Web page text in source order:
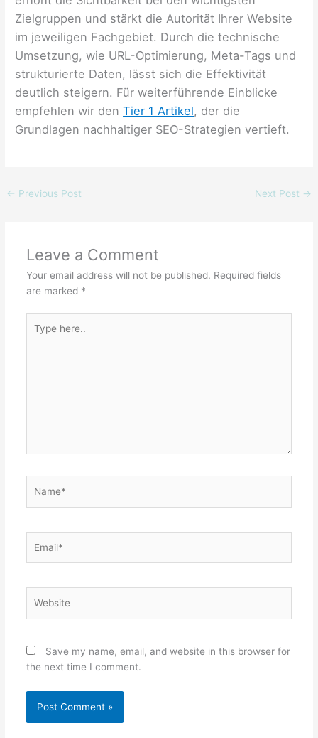
Zielgruppen und stärkt die Autorität Ihrer Website
im jeweiligen Fachgebiet. Durch die technische
Umsetzung, wie URL-Optimierung, Meta-Tags und
strukturierte Daten, lässt sich die Effektivität
deutlich steigern. Für weiterführende Einblicke
empfehlen wir denTier 1 Artikel, der die
Grundlagen nachhaltiger SEO-Strategien vertieft.
← Previous Post Next Post →
Leave a Comment
Your email address will not be published. Required fields
are marked *
here..
Save my name, email, and website in this browser for
the next time I comment.